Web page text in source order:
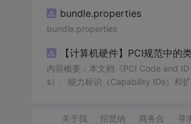
bundle.properties
bundle.properties
【计算机硬件】PCI规范中
内容概要：本文档《PCI Code and
s）、能力标识（Capability IDs）和
关于我
招贤纳
商务合
寻